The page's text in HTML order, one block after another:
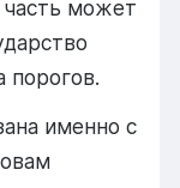
часть может
порогов.
именно с